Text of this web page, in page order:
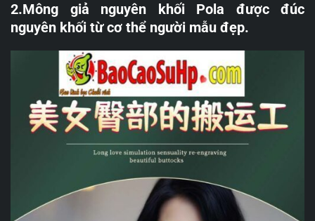
2.Mông giả nguyên khối Pola được đúc
nguyên khối từ cơ thể người mẫu đẹp.